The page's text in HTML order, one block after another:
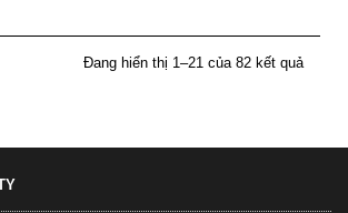
Đang hiển thị 1–21 của 82 kết quả